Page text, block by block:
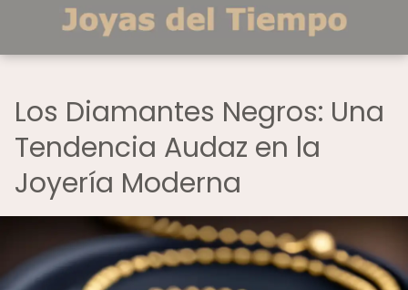
Los Diamantes Negros: Una
Tendencia Audaz en la
Joyería Moderna